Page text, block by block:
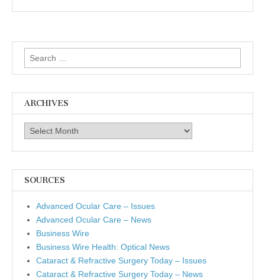
Search
for:
ARCHIVES
Archives
SOURCES
Advanced Ocular Care – Issues
Advanced Ocular Care – News
Business Wire
Business Wire Health: Optical News
Cataract & Refractive Surgery Today – Issues
Cataract & Refractive Surgery Today – News